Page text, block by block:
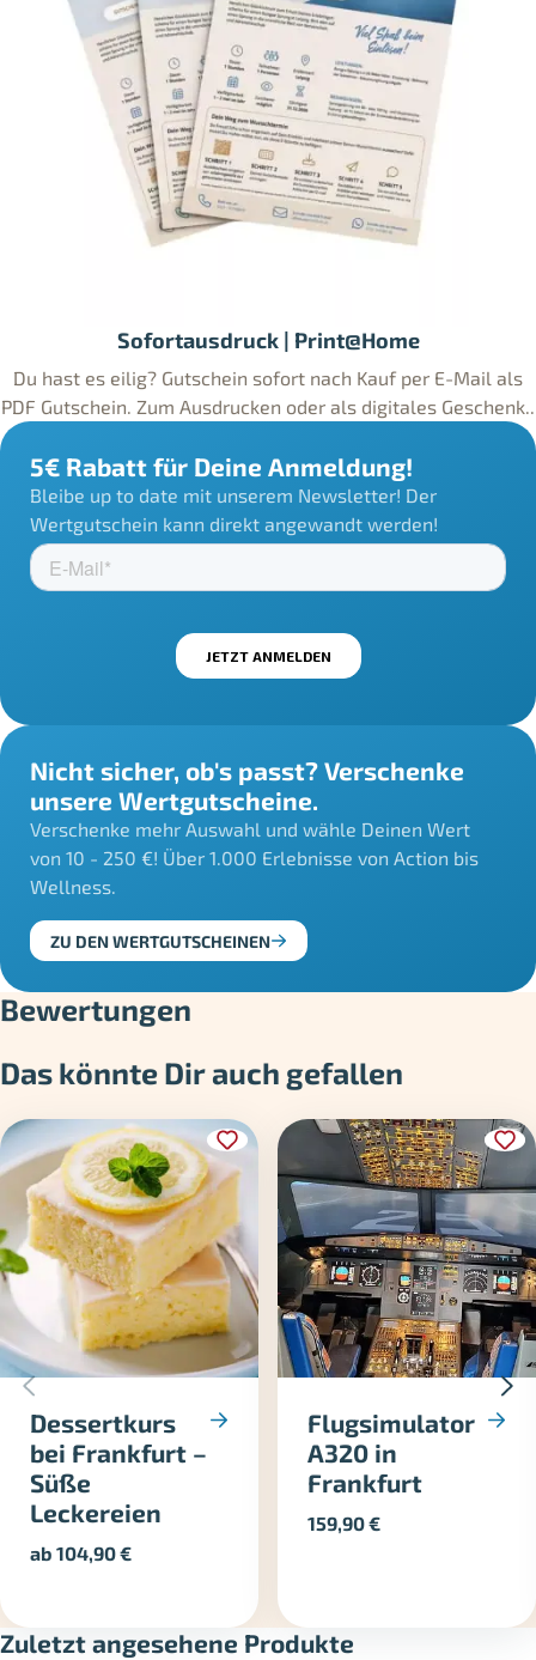
Sofortausdruck | Print@Home
Du hast es eilig? Gutschein sofort nach Kauf per E-Mail als
PDF Gutschein. Zum Ausdrucken oder als digitales Geschenk..
5€ Rabatt für Deine Anmeldung!
Bleibe up to date mit unserem Newsletter! Der
Wertgutschein kann direkt angewandt werden!
Nicht sicher, ob's passt? Verschenke
unsere Wertgutscheine.
Verschenke mehr Auswahl und wähle Deinen Wert
von 10 - 250 €! Über 1.000 Erlebnisse von Action bis
Wellness.
ZU DEN WERTGUTSCHEINEN
Bewertungen
Das könnte Dir auch gefallen
Dessertkurs
bei Frankfurt –
Süße
Leckereien
ab104,90€
Flugsimulator
A320 in
Frankfurt
159,90€
Zuletzt angesehene Produkte